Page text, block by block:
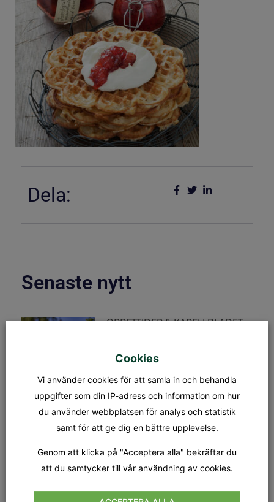
Dela:
Senaste nytt
ÖPPETTIDER & KAPELLBLADET
Lunchstängt: 12.30 – 13.00 Fredag
Kapellet Står öppet från och
MÄSSA
SÖNDAG 9 AUGUSTI KL.18.00
Dagens tema: Nådens gåvor Präst:
Jan-Evert Petersson Musiker:
Margareta Stripple
Cookies
Vi använder cookies för att samla in och behandla
uppgifter som din IP-adress och information om hur
du använder webbplatsen för analys och statistik
samt för att ge dig en bättre upplevelse.
Genom att klicka på "Acceptera alla" bekräftar du
att du samtycker till vår användning av cookies.